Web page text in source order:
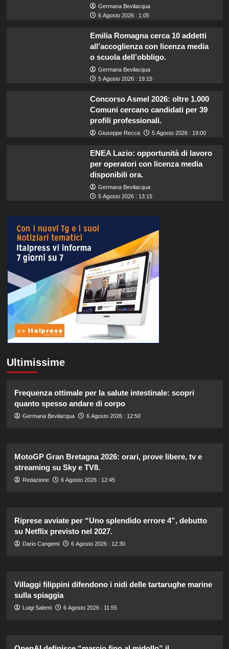
Germana Bevilacqua
6 Agosto 2026 : 1:05
Emilia Romagna cerca 10 addetti
all’accoglienza con licenza media
o scuola dell’obbligo.
Germana Bevilacqua
5 Agosto 2026 : 19:15
Concorso Asmel 2026: oltre 1.000
Comuni cercano candidati per 39
profili professionali.
Giuseppe Recca 5 Agosto 2026 : 19:00
ENEA Lazio: opportunità di lavoro
per operatori con licenza media
disponibili ora.
Germana Bevilacqua
5 Agosto 2026 : 13:15
Ultimissime
Frequenza ottimale per la salute intestinale: scopri
quanto spesso andare di corpo
Germana Bevilacqua 6 Agosto 2026 : 12:50
MotoGP Gran Bretagna 2026: orari, prove libere, tv e
streaming su Sky e TV8.
Redazione 6 Agosto 2026 : 12:45
Riprese avviate per “Uno splendido errore 4”, debutto
su Netflix previsto nel 2027.
Dario Cangemi 6 Agosto 2026 : 12:30
Villaggi filippini difendono i nidi delle tartarughe marine
sulla spiaggia
Luigi Salemi 6 Agosto 2026 : 11:55